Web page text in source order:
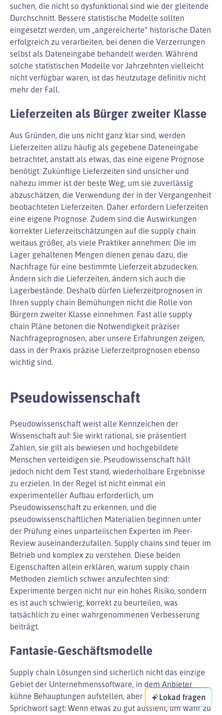
suchen, die nicht so dysfunktional sind wie der gleitende
Durchschnitt. Bessere statistische Modelle sollten
eingesetzt werden, um „angereicherte“ historische Daten
erfolgreich zu verarbeiten, bei denen die Verzerrungen
selbst als Dateneingabe behandelt werden. Während
solche statistischen Modelle vor Jahrzehnten vielleicht
nicht verfügbar waren, ist das heutzutage definitiv nicht
mehr der Fall.
Lieferzeiten als Bürger zweiter Klasse
Aus Gründen, die uns nicht ganz klar sind, werden
Lieferzeiten allzu häufig als gegebene Dateneingabe
betrachtet, anstatt als etwas, das eine eigene Prognose
benötigt. Zukünftige Lieferzeiten sind unsicher und
nahezu immer ist der beste Weg, um sie zuverlässig
abzuschätzen, die Verwendung der in der Vergangenheit
beobachteten Lieferzeiten. Daher erfordern Lieferzeiten
eine eigene Prognose. Zudem sind die Auswirkungen
korrekter Lieferzeitschätzungen auf die supply chain
weitaus größer, als viele Praktiker annehmen: Die im
Lager gehaltenen Mengen dienen genau dazu, die
Nachfrage für eine bestimmte Lieferzeit abzudecken.
Ändern sich die Lieferzeiten, ändern sich auch die
Lagerbestände. Deshalb dürfen Lieferzeitprognosen in
Ihren supply chain Bemühungen nicht die Rolle von
Bürgern zweiter Klasse einnehmen. Fast alle supply
chain Pläne betonen die Notwendigkeit präziser
Nachfrageprognosen, aber unsere Erfahrungen zeigen,
dass in der Praxis präzise Lieferzeitprognosen ebenso
wichtig sind.
Pseudowissenschaft
Pseudowissenschaft weist alle Kennzeichen der
Wissenschaft auf: Sie wirkt rational, sie präsentiert
Zahlen, sie gilt als bewiesen und hochgebildete
Menschen verteidigen sie. Pseudowissenschaft hält
jedoch nicht dem Test stand, wiederholbare Ergebnisse
zu erzielen. In der Regel ist nicht einmal ein
experimenteller Aufbau erforderlich, um
Pseudowissenschaft zu erkennen, und die
pseudowissenschaftlichen Materialien beginnen unter
der Prüfung eines unparteiischen Experten im Peer-
Review auseinanderzufallen. Supply chains sind teuer im
Betrieb und komplex zu verstehen. Diese beiden
Eigenschaften allein erklären, warum supply chain
Methoden ziemlich schwer anzufechten sind:
Experimente bergen nicht nur ein hohes Risiko, sondern
es ist auch schwierig, korrekt zu beurteilen, was
tatsächlich zu einer wahrgenommenen Verbesserung
beiträgt.
Fantasie-Geschäftsmodelle
Supply chain Lösungen sind sicherlich nicht das einzige
Gebiet der Unternehmenssoftware, in dem Anbieter
kühne Behauptungen aufstellen, aber wie das alte
Sprichwort sagt: Wenn etwas zu gut aussieht, um wahr zu
Lokad fragen